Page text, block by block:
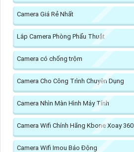
Camera Giá Rẻ Nhất
Lắp Camera Phòng Phẩu Thuật
Camera có chống trộm
Camera Cho Công Trình Chuyên Dụng
Camera Nhìn Màn Hình Máy Tính
Camera Wifi Chính Hãng Kbone Xoay 360
Camera Wifi Imou Báo Động